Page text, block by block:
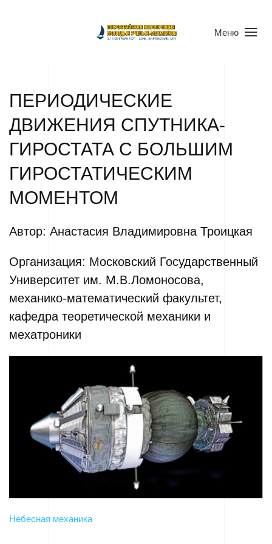
Меню
ПЕРИОДИЧЕСКИЕ
ДВИЖЕНИЯ СПУТНИКА-
ГИРОСТАТА С БОЛЬШИМ
ГИРОСТАТИЧЕСКИМ
МОМЕНТОМ
Автор: Анастасия Владимировна Троицкая
Организация: Московский Государственный
Университет им. М.В.Ломоносова,
механико-математический факультет,
кафедра теоретической механики и
мехатроники
Небесная механика